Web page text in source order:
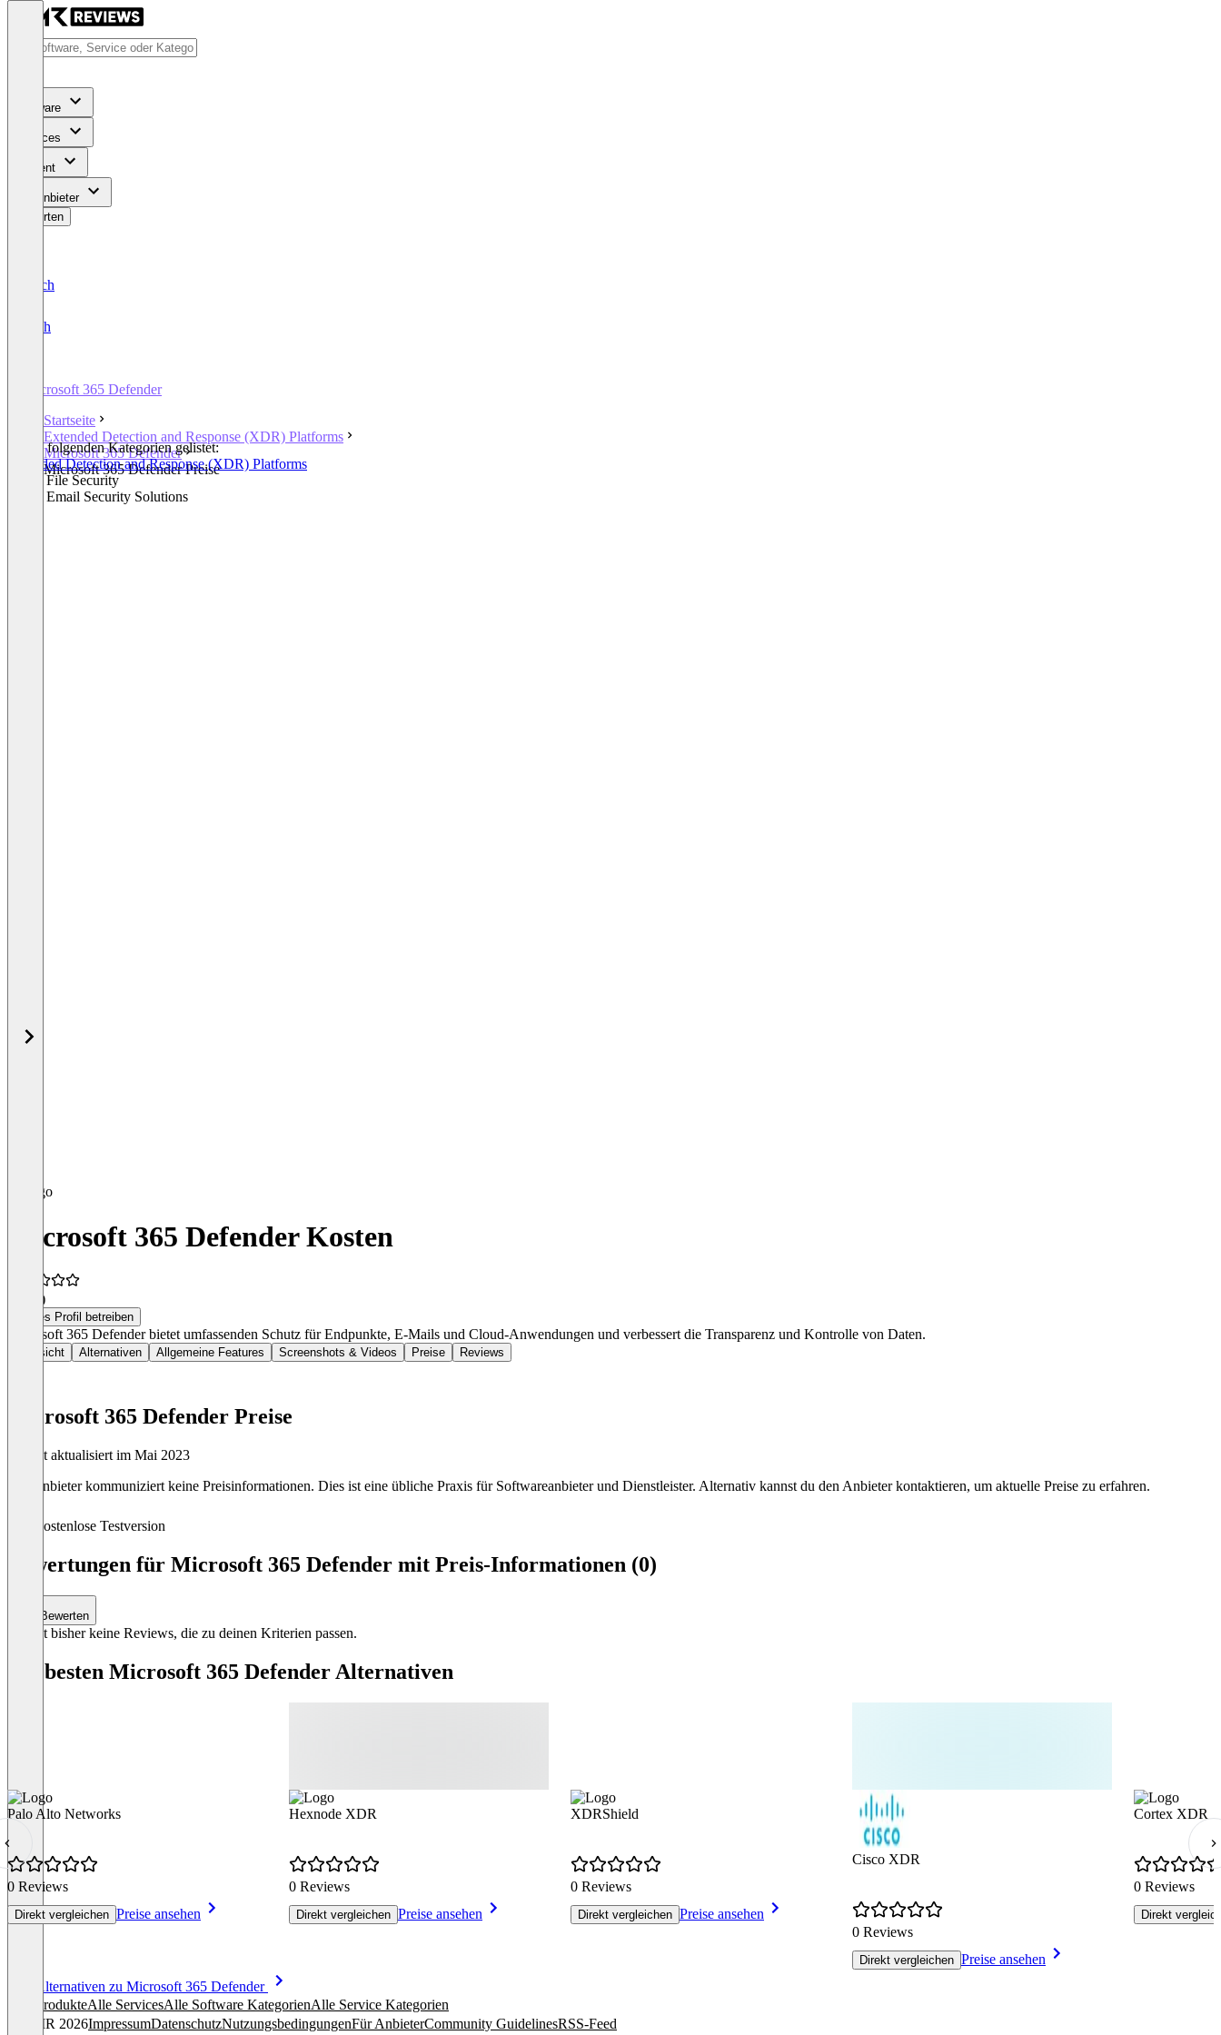
Software
Services
Content
Für Anbieter
Bewerten
Deutsch
English
Microsoft 365 Defender
Startseite
Extended Detection and Response (XDR) Platforms
Microsoft 365 Defender
Microsoft 365 Defender Preise
In den folgenden Kategorien gelistet:
Extended Detection and Response (XDR) Platforms
Cloud File Security
Cloud Email Security Solutions
Microsoft 365 Defender Kosten
(3)
Dieses Profil betreiben
Microsoft 365 Defender bietet umfassenden Schutz für Endpunkte, E-Mails und Cloud-Anwendungen und verbessert die Transparenz und Kontrolle von Daten.
Übersicht Alternativen Allgemeine Features Screenshots & Videos Preise Reviews
Microsoft 365 Defender Preise
Zuletzt aktualisiert im Mai 2023
Der Anbieter kommuniziert keine Preisinformationen. Dies ist eine übliche Praxis für Softwareanbieter und Dienstleister. Alternativ kannst du den Anbieter kontaktieren, um aktuelle Preise zu erfahren.
Kostenlose Testversion
Bewertungen für Microsoft 365 Defender mit Preis-Informationen (0)
Bewerten
Es gibt bisher keine Reviews, die zu deinen Kriterien passen.
Die besten Microsoft 365 Defender Alternativen
Palo Alto Networks
0 Reviews
Direkt vergleichen Preise ansehen
Hexnode XDR
0 Reviews
Direkt vergleichen Preise ansehen
XDRShield
0 Reviews
Direkt vergleichen Preise ansehen
Cisco XDR
0 Reviews
Direkt vergleichen Preise ansehen
Cortex XDR
0 Reviews
Direkt
Alle Alternativen zu Microsoft 365 Defender
Alle ProdukteAlle ServicesAlle Software KategorienAlle Service Kategorien
© OMR 2026ImpressumDatenschutzNutzungsbedingungenFür AnbieterCommunity GuidelinesRSS-Feed